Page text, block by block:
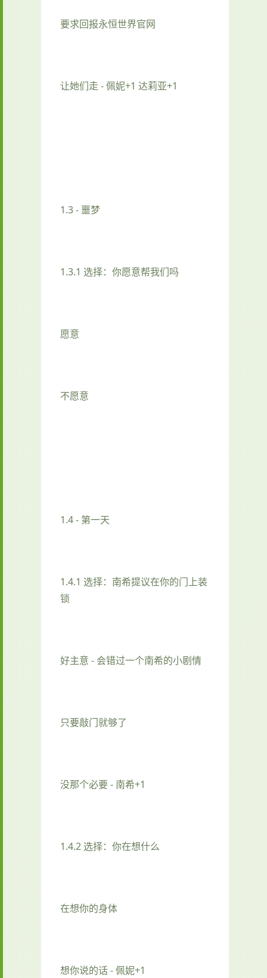
要求回报永恒世界官网
让她们走 - 佩妮+1 达莉亚+1
1.3 - 噩梦
1.3.1 选择：你愿意帮我们吗
愿意
不愿意
1.4 - 第一天
1.4.1 选择：南希提议在你的门上装
锁
好主意 - 会错过一个南希的小剧情
只要敲门就够了
没那个必要 - 南希+1
1.4.2 选择：你在想什么
在想你的身体
想你说的话 - 佩妮+1